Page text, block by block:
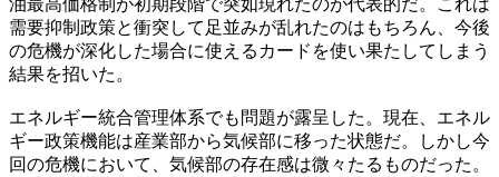
油最高価格制が初期段階で突如現れたのが代表的だ。これは
需要抑制政策と衝突して足並みが乱れたのはもちろん、今後
の危機が深化した場合に使えるカードを使い果たしてしまう
結果を招いた。
エネルギー統合管理体系でも問題が露呈した。現在、エネル
ギー政策機能は産業部から気候部に移った状態だ。しかし今
回の危機において、気候部の存在感は微々たるものだった。